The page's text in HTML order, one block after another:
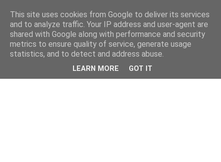
This site uses cookies from Google to deliver its services
and to analyze traffic. Your IP address and user-agent are
shared with Google along with performance and security
metrics to ensure quality of service, generate usage
statistics, and to detect and address abuse.
LEARN MORE GOT IT